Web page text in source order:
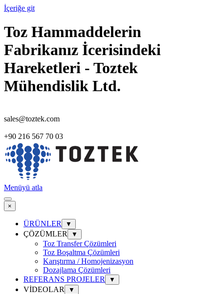
İçeriğe git
Toz Hammaddelerin
Fabrikanız İcerisindeki
Hareketleri - Toztek
Mühendislik Ltd.
sales@toztek.com
+90 216 567 70 03
Menüyü atla
×
ÜRÜNLER ▼
ÇÖZÜMLER ▼
Toz Transfer Çözümleri
Toz Boşaltma Çözümleri
Karıştırma / Homojenizasyon
Dozajlama Çözümleri
REFERANS PROJELER
▼
VİDEOLAR ▼